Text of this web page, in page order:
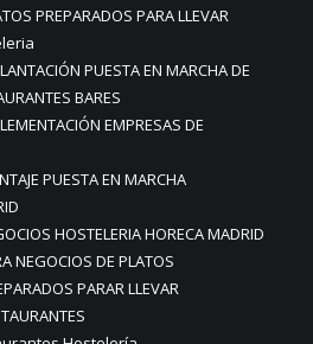
PREPARADOS PARA LLEVAR
PUESTA EN MARCHA DE
BARES
EMPRESAS DE
PUESTA EN MARCHA
HOSTELERIA HORECA MADRID
NEGOCIOS DE PLATOS
PARAR LLEVAR